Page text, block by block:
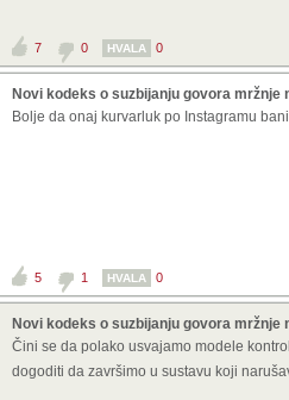
7 0 HVALA 0
Novi kodeks o suzbijanju govora mržnje
Bolje da onaj kurvarluk po Instagramu
5 1 HVALA 0
Novi kodeks o suzbijanju govora mržnje
Čini se da polako usvajamo modele
dogoditi da završimo u sustavu koji